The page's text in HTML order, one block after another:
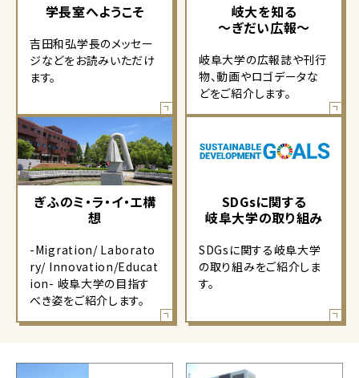
学長室へようこそ
吉田和弘学長のメッセー
ジなどをお読みいただけ
ます。
岐大を知る
～ぎだい広報～
岐阜大学の広報誌や刊行
物、動画やロゴデータな
どをご紹介します。
ぎふのミ・ラ・イ・エ構
想
-Migration/ Laborato
ry/ Innovation/Educat
ion- 岐阜大学の目指す
べき姿をご紹介します。
SDGsに関する
岐阜大学の取り組み
SDGsに関する岐阜大学
の取り組みをご紹介しま
す。